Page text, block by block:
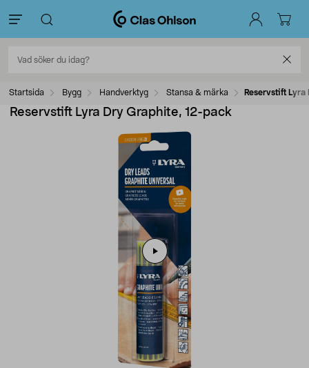
Startsida Bygg Handverktyg Stansa & märka Reservstift
Reservstift Lyra Dry Graphite, 12-pack